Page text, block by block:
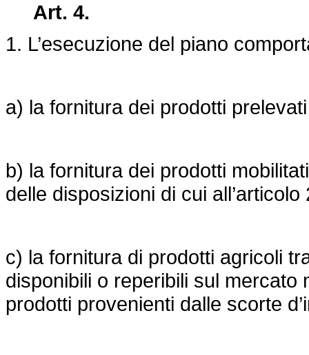
Art. 4.
1. L’esecuzione del piano
a) la fornitura dei prodotti
b) la fornitura dei prodotti
delle disposizioni di cui
c) la fornitura di prodotti agricoli
disponibili o reperibili sul mercato
prodotti provenienti dalle scorte